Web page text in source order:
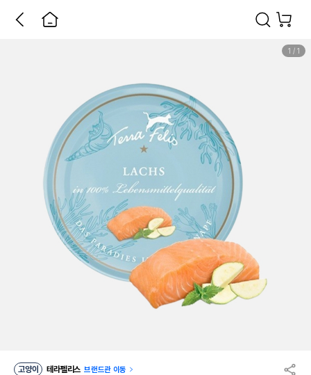
1 / 1
고양이 테라펠리스 브랜드관 이동